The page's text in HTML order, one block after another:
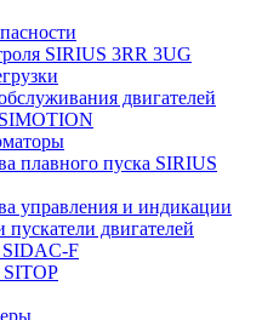
SIRIUS 3RR 3UG
двигателей
плавного пуска SIRIUS
управления и индикации
двигателей
F